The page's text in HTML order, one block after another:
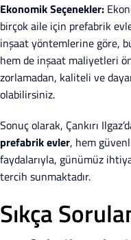
Ekonomik Seçenekler:
birçok aile için prefabrik
inşaat yöntemlerine göre,
hem de inşaat maliyetleri
zorlamadan, kaliteli ve
olabilirsiniz.
Sonuç olarak, Çankırı
prefabrik evler, hem
faydalarıyla, günümüz
tercih sunmaktadır.
Sıkça